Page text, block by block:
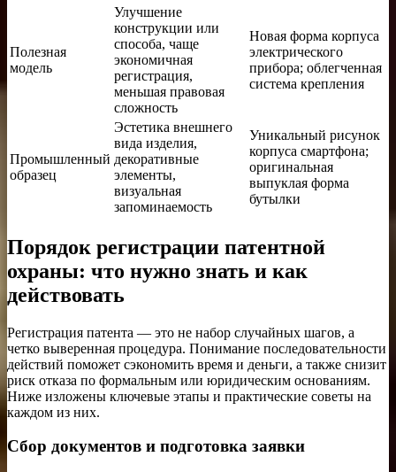
Полезная
модель
Улучшение
конструкции или
способа, чаще
экономичная
регистрация,
меньшая правовая
сложность
Новая форма корпуса
электрического
прибора; облегченная
система крепления
Промышленный
образец
Эстетика внешнего
вида изделия,
декоративные
элементы,
визуальная
запоминаемость
Уникальный рисунок
корпуса смартфона;
оригинальная
выпуклая форма
бутылки
Порядок регистрации патентной
охраны: что нужно знать и как
действовать
Регистрация патента — это не набор случайных шагов, а
четко выверенная процедура. Понимание последовательности
действий поможет сэкономить время и деньги, а также снизит
риск отказа по формальным или юридическим основаниям.
Ниже изложены ключевые этапы и практические советы на
каждом из них.
Сбор документов и подготовка заявки